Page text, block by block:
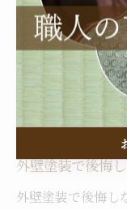
な配慮が長寿命化
「10年以上住ん
もあり、適切なメ
ています。定期
外壁塗装で後悔
外壁塗装で後悔し